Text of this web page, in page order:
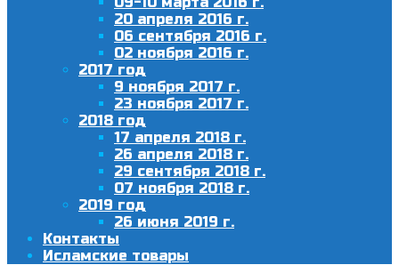
20 апреля 2016 г.
06 сентября 2016 г.
02 ноября 2016 г.
2017 год
9 ноября 2017 г.
23 ноября 2017 г.
2018 год
17 апреля 2018 г.
26 апреля 2018 г.
29 сентября 2018 г.
07 ноября 2018 г.
2019 год
26 июня 2019 г.
Контакты
Исламские товары